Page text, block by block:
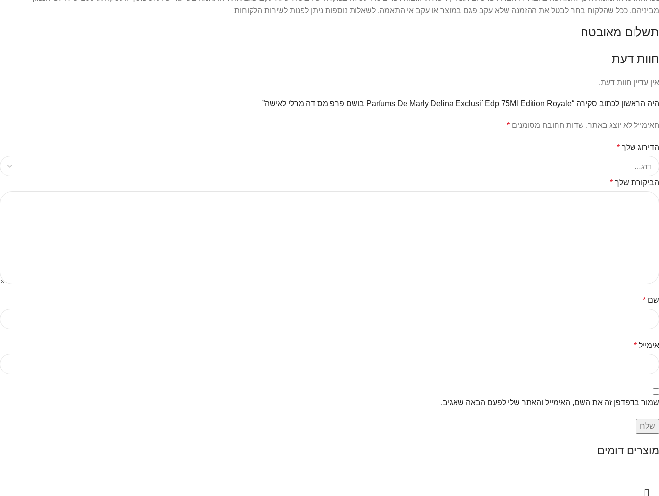
מביניהם, ככל שהלקוח בחר לבטל את ההזמנה שלא עקב פגם במוצר או עקב אי התאמה. לשאלות נוספות ניתן לפנות לשירות הלקוחות
תשלום מאובטח
חוות דעת
אין עדיין חוות דעת.
היה הראשון לכתוב סקירה “Parfums De Marly Delina Exclusif Edp 75Ml Edition Royale בושם פרפומס דה מרלי לאישה”
האימייל לא יוצג באתר. שדות החובה מסומנים *
הדירוג שלך *
הביקורת שלך *
שם *
אימייל *
שמור בדפדפן זה את השם, האימייל והאתר שלי לפעם הבאה שאגיב.
מוצרים דומים